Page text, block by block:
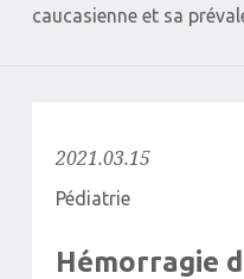
caucasienne et sa
2021.03.15
Pédiatrie
Hémorragie